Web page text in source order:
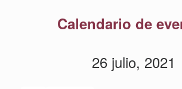
Calendario de
26 julio, 2021